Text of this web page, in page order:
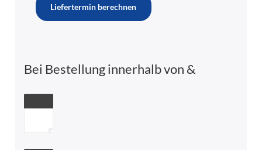
Liefertermin berechnen
Bei Bestellung innerhalb von &